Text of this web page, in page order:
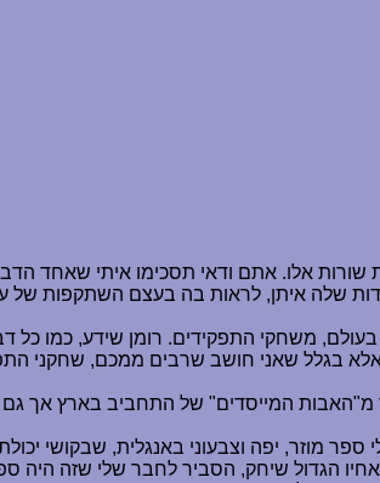
אלו. אתם ודאי תסכימו איתי שאחד
שלה איתן, לראות בה בעצם השתקפות של
משחקי התפקידים. רומן שידע, כמו כל
בגלל שאני חושב שרבים ממכם, שחקני
יפה וצבעוני באנגלית, שבקושי
הגדול שיחק, הסביר לחבר שלי שזה היה